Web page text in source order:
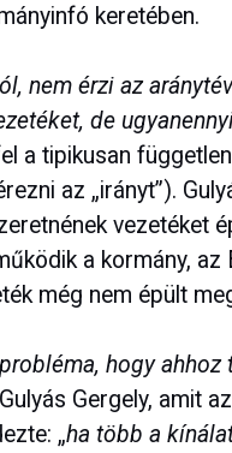
keretében.
nem érzi az
de
a tipikusan
az „irányt”).
vezetéket
a kormány,
még nem épült
hogy
Gergely, amit
„ha több a